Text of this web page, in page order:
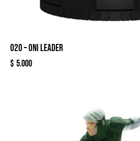
020 – ONI LEADER
$ 5.000